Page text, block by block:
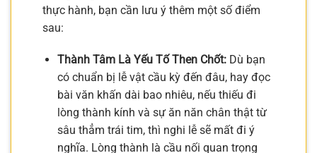
thực hành, bạn cần lưu ý thêm một số điểm
sau:
Thành Tâm Là Yếu Tố Then Chốt:Dù bạn
có chuẩn bị lễ vật cầu kỳ đến đâu, hay đọc
bài văn khấn dài bao nhiêu, nếu thiếu đi
lòng thành kính và sự ăn năn chân thật từ
sâu thẳm trái tim, thì nghi lễ sẽ mất đi ý
nghĩa. Lòng thành là cầu nối quan trọng